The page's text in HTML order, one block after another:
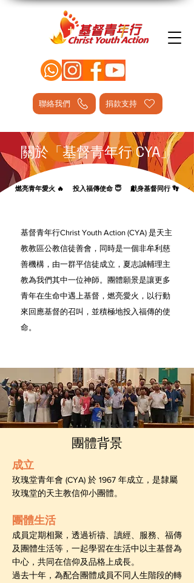
聯絡我們 捐款支持
關於「基督青年行 CYA」
燃亮青年愛火 🔥 投入福傳使命 😇 獻身基督同行 👣
基督青年行Christ Youth Action (CYA) 是天主
教教區公教信徒善會，同時是一個非牟利慈
善機構，由一群平信徒成立，夏志誠輔理主
教為我們其中一位神師。團體願景是讓更多
青年在生命中遇上基督，燃亮愛火，以行動
來回應基督的召叫，並積極地投入福傳的使
命。
團體背景
成立
玫瑰堂青年會 (CYA) 於 1967 年成立，是隸屬
玫瑰堂的天主教信仰小團體。
團體生活
成員定期相聚，透過祈禱、讀經、服務、福傳
及團體生活等，一起學習在生活中以主基督為
中心，共同在信仰及品格上成長。
過去十年，為配合團體成員不同人生階段的轉